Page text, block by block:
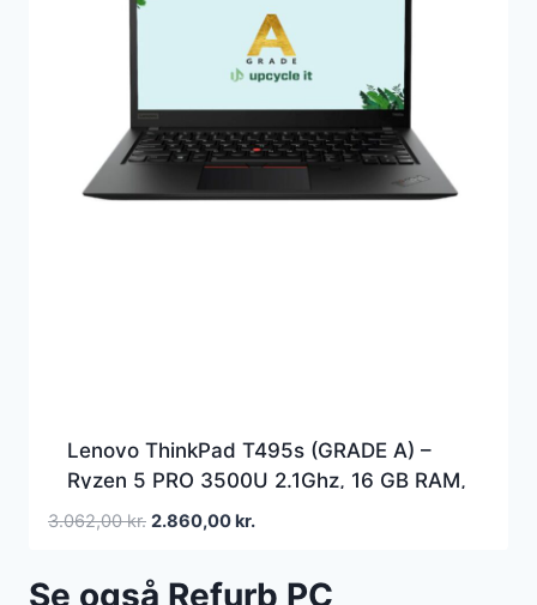
Lenovo ThinkPad T495s (GRADE A) –
Ryzen 5 PRO 3500U 2.1Ghz, 16 GB RAM,
256GB SSD, Win11Pro, 14″FHD
Webcam
3.062,00kr. Den
pris
2.860,00kr.Den
Se også Refurb PC